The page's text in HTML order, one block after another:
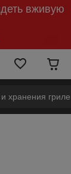
вживую
хранения